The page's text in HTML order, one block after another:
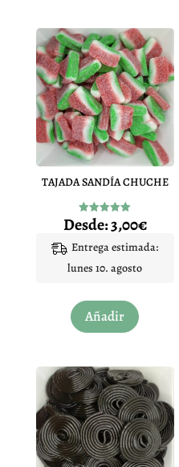
TAJADA SANDÍA CHUCHE
Valorado
con
de 5
Desde:3,00€
Entrega estimada:
lunes 10. agosto
Añadir
producto
variantes.
Las
opciones
se
pueden